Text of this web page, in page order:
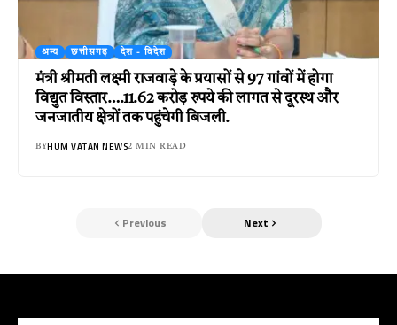
अन्य छत्तीसगढ़ देश - विदेश
मंत्री श्रीमती लक्ष्मी राजवाड़े के प्रयासों से 97 गांवों में होगा
विद्युत विस्तार….11.62 करोड़ रुपये की लागत से दूरस्थ और
जनजातीय क्षेत्रों तक पहुंचेगी बिजली.
BYHUM VATAN NEWS2 MIN READ
Previous Next